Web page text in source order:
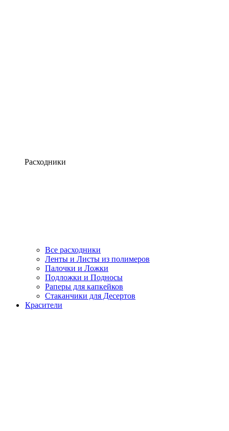
Расходники
Все расходники
Ленты и Листы из полимеров
Палочки и Ложки
Подложки и Подносы
Раперы для капкейков
Стаканчики для Десертов
Красители